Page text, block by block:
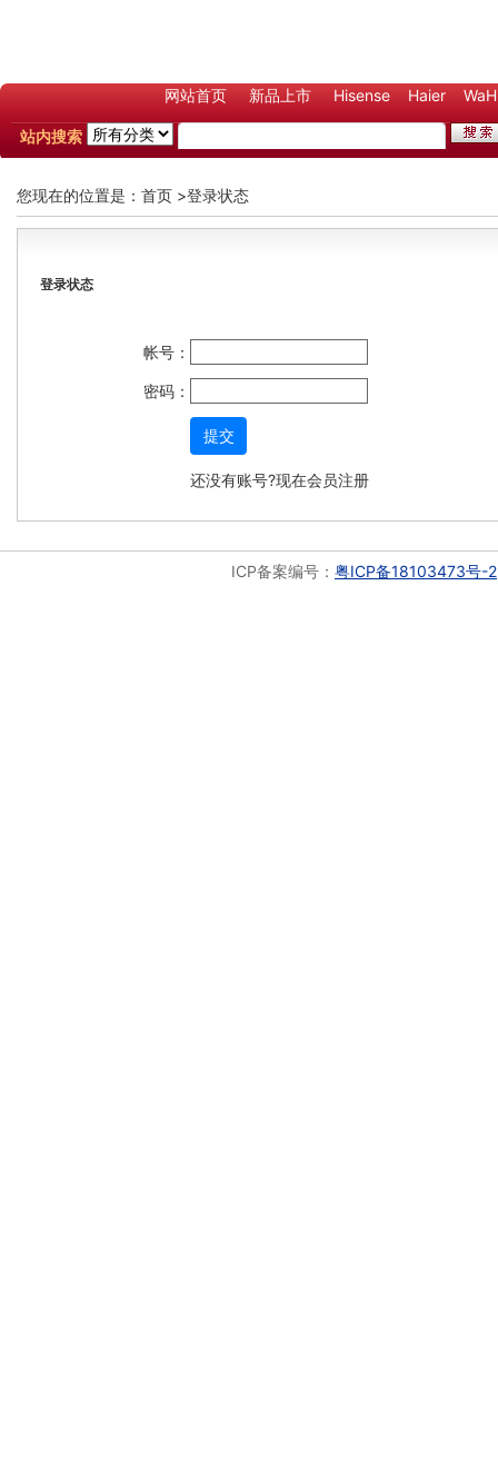
网站首页 新品上市 Hisense Haier
站内搜索
您现在的位置是： 首页 >登录状态
登录状态
帐号：
密码：
提交
还没有账号?现在会员注册
ICP备案编号： 粤ICP备18103473号-2